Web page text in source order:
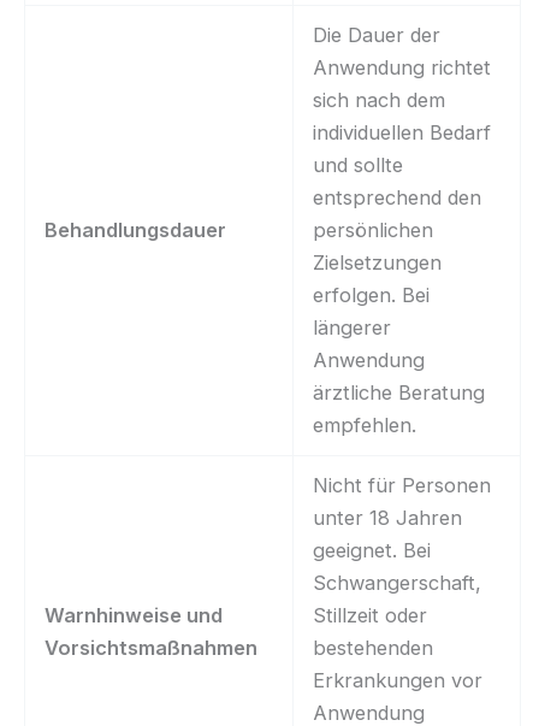
Behandlungsdauer
Die Dauer der
Anwendung richtet
sich nach dem
individuellen Bedarf
und sollte
entsprechend den
persönlichen
Zielsetzungen
erfolgen. Bei
längerer
Anwendung
ärztliche Beratung
empfehlen.
Warnhinweise und
Vorsichtsmaßnahmen
Nicht für Personen
unter 18 Jahren
geeignet. Bei
Schwangerschaft,
Stillzeit oder
bestehenden
Erkrankungen vor
Anwendung